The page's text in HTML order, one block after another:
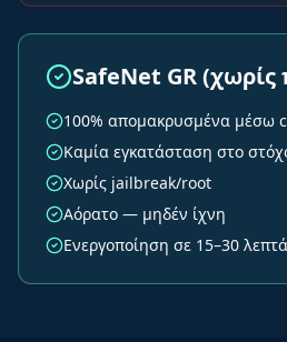
SafeNet GR
100% απομακρυσμένα μέσω
Καμία εγκατάσταση στο
Χωρίς jailbreak/root
Αόρατο — μηδέν ίχνη
Ενεργοποίηση σε 15–30 λεπτά